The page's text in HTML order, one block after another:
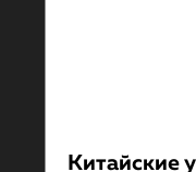
Китайские